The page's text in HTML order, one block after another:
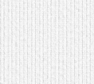
Особенно это актуально
для однокомнатных
квартир.